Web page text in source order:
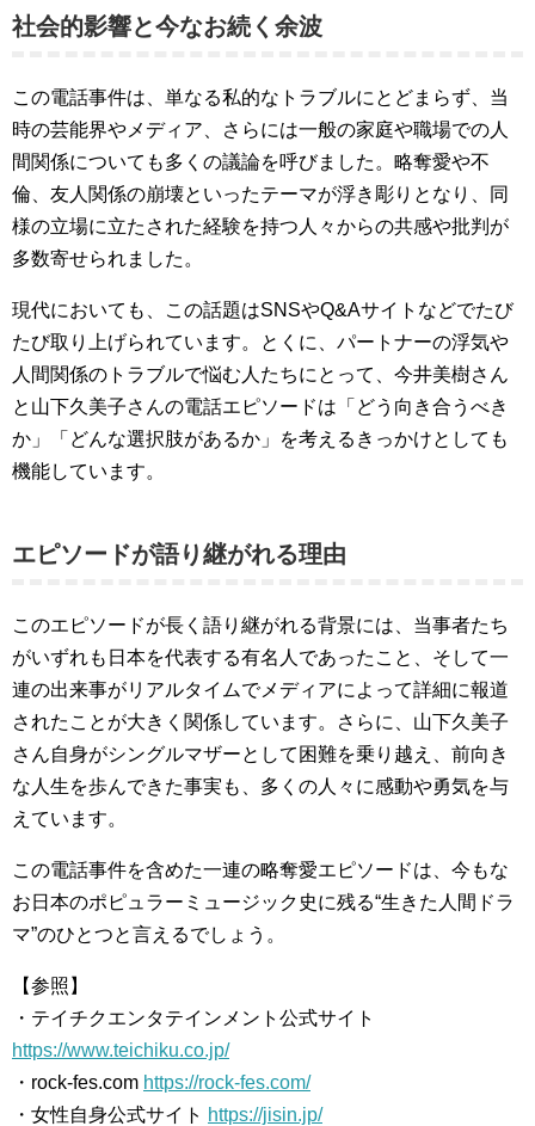
社会的影響と今なお続く余波
この電話事件は、単なる私的なトラブルにとどまらず、当
時の芸能界やメディア、さらには一般の家庭や職場での人
間関係についても多くの議論を呼びました。略奪愛や不
倫、友人関係の崩壊といったテーマが浮き彫りとなり、同
様の立場に立たされた経験を持つ人々からの共感や批判が
多数寄せられました。
現代においても、この話題はSNSやQ&Aサイトなどでたび
たび取り上げられています。とくに、パートナーの浮気や
人間関係のトラブルで悩む人たちにとって、今井美樹さん
と山下久美子さんの電話エピソードは「どう向き合うべき
か」「どんな選択肢があるか」を考えるきっかけとしても
機能しています。
エピソードが語り継がれる理由
このエピソードが長く語り継がれる背景には、当事者たち
がいずれも日本を代表する有名人であったこと、そして一
連の出来事がリアルタイムでメディアによって詳細に報道
されたことが大きく関係しています。さらに、山下久美子
さん自身がシングルマザーとして困難を乗り越え、前向き
な人生を歩んできた事実も、多くの人々に感動や勇気を与
えています。
この電話事件を含めた一連の略奪愛エピソードは、今もな
お日本のポピュラーミュージック史に残る“生きた人間ドラ
マ”のひとつと言えるでしょう。
【参照】
・テイチクエンタテインメント公式サイト
https://www.teichiku.co.jp/
・rock-fes.com https://rock-fes.com/
・女性自身公式サイト https://jisin.jp/